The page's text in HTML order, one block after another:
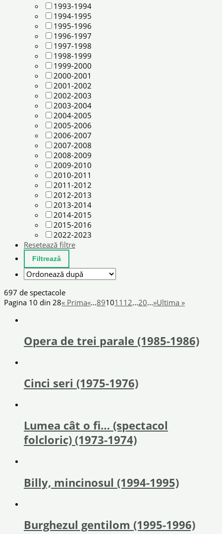
1993-1994
1994-1995
1995-1996
1996-1997
1997-1998
1998-1999
1999-2000
2000-2001
2001-2002
2002-2003
2003-2004
2004-2005
2005-2006
2006-2007
2007-2008
2008-2009
2009-2010
2010-2011
2011-2012
2012-2013
2013-2014
2014-2015
2015-2016
2022-2023
Resetează filtre
697 de spectacole
Pagina 10 din 28« Prima«...891011 12...20...»Ultima »
Opera de trei parale (1985-1986)
Cinci seri (1975-1976)
Lumea cât o fi… (spectacol
folcloric) (1973-1974)
Billy, mincinosul (1994-1995)
Burghezul gentilom (1995-1996)